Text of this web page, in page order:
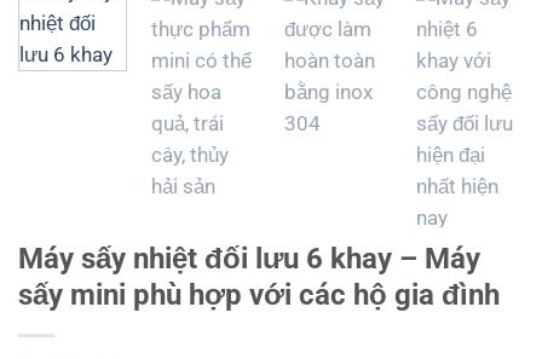
Máy sấy nhiệt đối lưu 6 khay – Máy
sấy mini phù hợp với các hộ gia đình